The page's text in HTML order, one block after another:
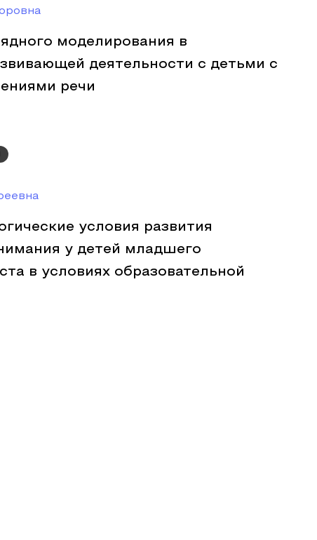
моделирования в
деятельности с детьми с
речи
условия развития
у детей младшего
в условиях образовательной